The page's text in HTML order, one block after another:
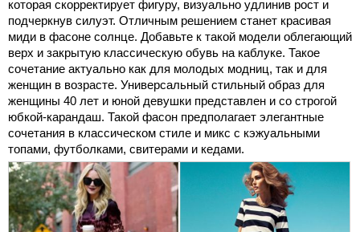
которая скорректирует фигуру, визуально удлинив рост и
подчеркнув силуэт. Отличным решением станет красивая
миди в фасоне солнце. Добавьте к такой модели облегающий
верх и закрытую классическую обувь на каблуке. Такое
сочетание актуально как для молодых модниц, так и для
женщин в возрасте. Универсальный стильный образ для
женщины 40 лет и юной девушки представлен и со строгой
юбкой-карандаш. Такой фасон предполагает элегантные
сочетания в классическом стиле и микс с кэжуальными
топами, футболками, свитерами и кедами.